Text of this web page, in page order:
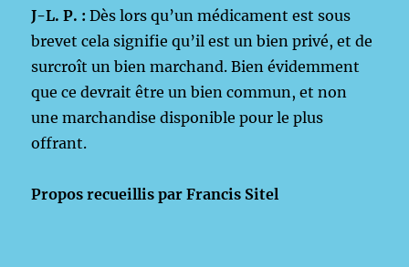
J-L. P. : Dès lors qu’un médicament est sous
brevet cela signifie qu’il est un bien privé, et de
surcroît un bien marchand. Bien évidemment
que ce devrait être un bien commun, et non
une marchandise disponible pour le plus
offrant.
Propos recueillis parFrancis Sitel